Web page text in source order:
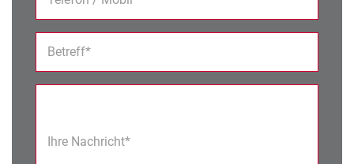
Betreff*
Ihre Nachricht*